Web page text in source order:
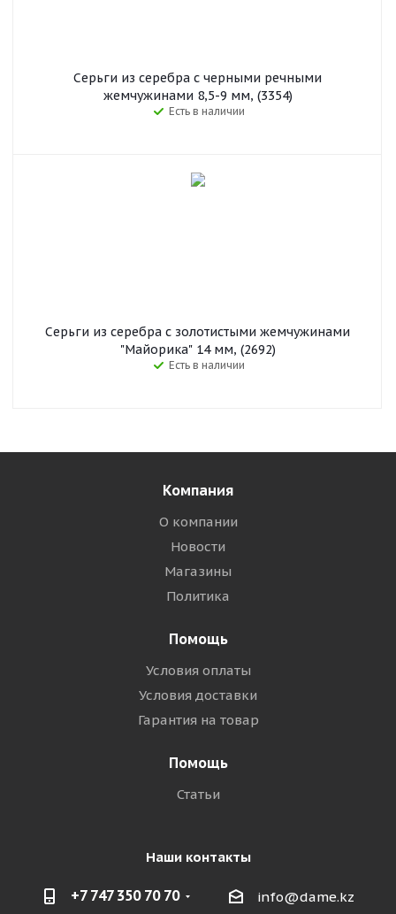
Серьги из серебра с черными речными
жемчужинами 8,5-9 мм, (3354)
Есть в наличии
Серьги из серебра с золотистыми жемчужинами
"Майорика" 14 мм, (2692)
Есть в наличии
Компания
О компании
Новости
Магазины
Политика
Помощь
Условия оплаты
Условия доставки
Гарантия на товар
Помощь
Статьи
Наши контакты
+7 747 350 70 70 info@dame.kz